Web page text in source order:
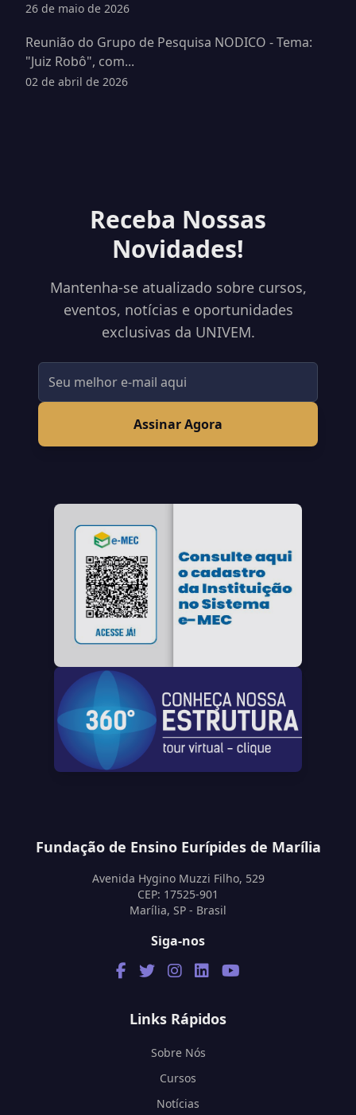
26 de maio de 2026
Reunião do Grupo de Pesquisa NODICO - Tema:
"Juiz Robô", com...
02 de abril de 2026
Receba Nossas
Novidades!
Mantenha-se atualizado sobre cursos,
eventos, notícias e oportunidades
exclusivas da UNIVEM.
Assinar Agora
Fundação de Ensino Eurípides de Marília
Avenida Hygino Muzzi Filho, 529
CEP: 17525-901
Marília, SP - Brasil
Siga-nos
Links Rápidos
Sobre Nós
Cursos
Notícias